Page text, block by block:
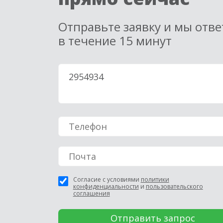
Отправьте заявку и мы
в течение 15 минут
Согласие с условиями политики
конфиденциальности и пользовательского
соглашения